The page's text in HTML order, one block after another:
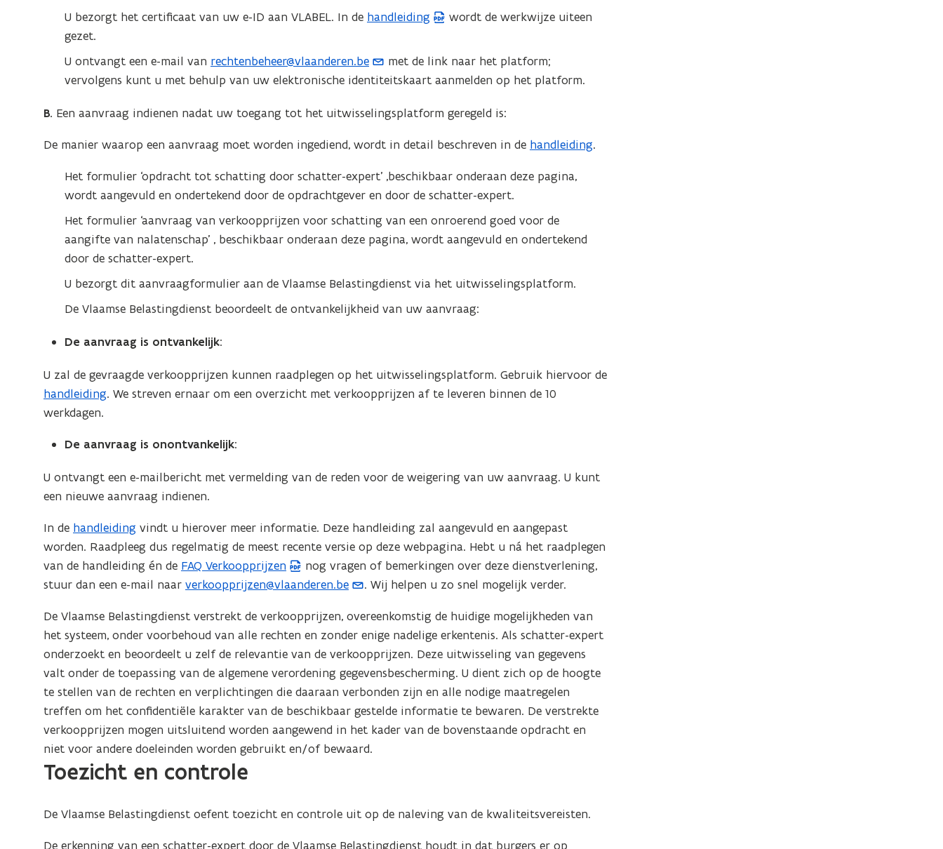
U bezorgt het certificaat van uw e-ID aan VLABEL. In de handleiding
(
D
F
e
t
o
p
n
t
i
e
e
t
e
r
wordt de werkwijze uiteen
gezet.
U ontvangt een e-mail van rechtenbeheer@vlaanderen.be
(
o
e
t
i
n
w
m
a
l
p
p
i
a
e
)
met de link naar het platform;
vervolgens kunt u met behulp van uw elektronische identiteitskaart aanmelden op het platform.
B. Een aanvraag indienen nadat uw toegang tot het uitwisselingsplatform geregeld is:
De manier waarop een aanvraag moet worden ingediend, wordt in detail beschreven in de handleiding.
Het formulier ‘opdracht tot schatting door schatter-expert’ ,beschikbaar onderaan deze pagina,
wordt aangevuld en ondertekend door de opdrachtgever en door de schatter-expert.
Het formulier ‘aanvraag van verkoopprijzen voor schatting van een onroerend goed voor de
aangifte van nalatenschap’ , beschikbaar onderaan deze pagina, wordt aangevuld en ondertekend
door de schatter-expert.
U bezorgt dit aanvraagformulier aan de Vlaamse Belastingdienst via het uitwisselingsplatform.
De Vlaamse Belastingdienst beoordeelt de ontvankelijkheid van uw aanvraag:
De aanvraag is ontvankelijk:
U zal de gevraagde verkoopprijzen kunnen raadplegen op het uitwisselingsplatform. Gebruik hiervoor de
handleiding. We streven ernaar om een overzicht met verkoopprijzen af te leveren binnen de 10
werkdagen.
De aanvraag is onontvankelijk:
U ontvangt een e-mailbericht met vermelding van de reden voor de weigering van uw aanvraag. U kunt
een nieuwe aanvraag indienen.
In de handleiding vindt u hierover meer informatie. Deze handleiding zal aangevuld en aangepast
worden. Raadpleeg dus regelmatig de meest recente versie op deze webpagina. Hebt u ná het raadplegen
van de handleiding én de FAQ Verkoopprijzen
(
P
F
b
e
s
t
a
n
d
o
e
nog vragen of bemerkingen over deze dienstverlening,
stuur dan een e-mail naarverkoopprijzen@vlaanderen.be
(
p
e
n
t
i
n
u
w
e
m
. Wij helpen u zo snel mogelijk verder.
De Vlaamse Belastingdienst verstrekt de verkoopprijzen, overeenkomstig de huidige mogelijkheden van
het systeem, onder voorbehoud van alle rechten en zonder enige nadelige erkentenis. Als schatter-expert
onderzoekt en beoordeelt u zelf de relevantie van de verkoopprijzen. Deze uitwisseling van gegevens
valt onder de toepassing van de algemene verordening gegevensbescherming. U dient zich op de hoogte
te stellen van de rechten en verplichtingen die daaraan verbonden zijn en alle nodige maatregelen
treffen om het confidentiële karakter van de beschikbaar gestelde informatie te bewaren. De verstrekte
verkoopprijzen mogen uitsluitend worden aangewend in het kader van de bovenstaande opdracht en
niet voor andere doeleinden worden gebruikt en/of bewaard.
Toezicht en controle
De Vlaamse Belastingdienst oefent toezicht en controle uit op de naleving van de kwaliteitsvereisten.
De erkenning van een schatter-expert door de Vlaamse Belastingdienst houdt in dat burgers er op